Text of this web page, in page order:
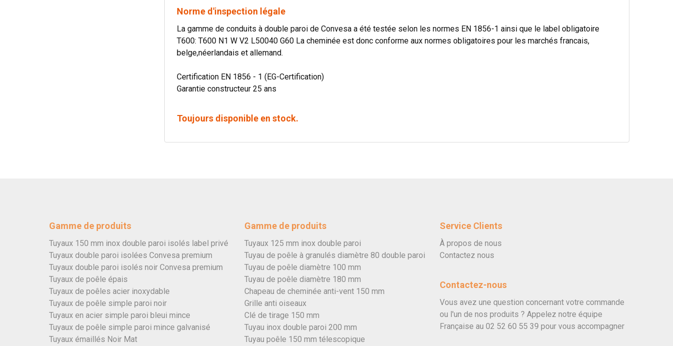
Norme d'inspection légale
La gamme de conduits à double paroi de Convesa a été testée selon les normes EN 1856-1 ainsi que le label obligatoire
T600: T600 N1 W V2 L50040 G60 La cheminée est donc conforme aux normes obligatoires pour les marchés francais,
belge,néerlandais et allemand.
Certification EN 1856 - 1 (EG-Certification)
Garantie constructeur 25 ans
Toujours disponible en stock.
Gamme de produits
Tuyaux 150 mm inox double paroi isolés label privé
Tuyaux double paroi isolées Convesa premium
Tuyaux double paroi isolés noir Convesa premium
Tuyaux de poêle épais
Tuyaux de poêles acier inoxydable
Tuyaux de poêle simple paroi noir
Tuyaux en acier simple paroi bleui mince
Tuyaux de poêle simple paroi mince galvanisé
Tuyaux émaillés Noir Mat
Gamme de produits
Tuyaux 125 mm inox double paroi
Tuyau de poêle à granulés diamètre 80 double paroi
Tuyau de poêle diamètre 100 mm
Tuyau de poêle diamètre 180 mm
Chapeau de cheminée anti-vent 150 mm
Grille anti oiseaux
Clé de tirage 150 mm
Tuyau inox double paroi 200 mm
Tuyau poêle 150 mm télescopique
Service Clients
À propos de nous
Contactez nous
Contactez-nous
Vous avez une question concernant votre commande
ou l'un de nos produits ? Appelez notre équipe
Française au 02 52 60 55 39 pour vous accompagner